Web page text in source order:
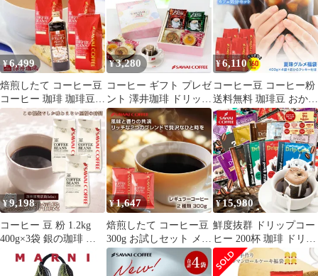
の郷ブレンド ブラジル
ベートヴェンブレンド
コロンビア
種100杯セット
ド リッチタイプ ブレン
ドフォルテシモ ビクト
リーブレンド
¥6,499
焙煎したて コーヒー豆
コーヒー 珈琲 珈琲豆
お試し コーヒー粉 粉
豆 カフェな雰囲気漂う
お得な 福袋 ほこほこに
あったまりましょセッ
ト冷凍便不可
¥3,280
コーヒー ギフト プレゼ
ント 澤井珈琲 ドリップ
バッグ 3種の13DRIPと4
種の タルト ギフト セ
ット 13g×15袋 スイー
ツ お菓子
¥6,110
コーヒー豆 コーヒー粉
送料無料 珈琲豆 おから
クッキー付き 夏味グル
メ福袋 1.6kg 400gx4袋
中挽き/豆のまま 焙煎し
たて 福袋 大容量 飲み
比べ セット 160杯分 澤
井珈琲
¥9,198
コーヒー 豆 粉 1.2kg
400g×3袋 銀の珈琲 柔
らか味 120杯分福袋 中
挽き/豆のまま 大容量
¥1,647
焙煎したて コーヒー豆
300g お試しセット メー
ル便 150gx2袋 コーヒー
専門店 30杯分 飲み比べ
¥15,980
鮮度抜群 ドリップコー
ヒー 200杯 珈琲 ドリッ
プパック コーヒー 福袋
ドリップバッグ 福袋 大